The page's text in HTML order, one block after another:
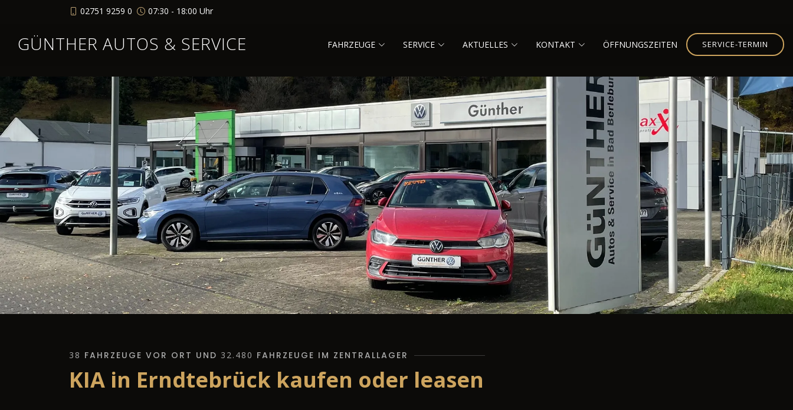
02751 9259 0 07:30 - 18:00 Uhr
GÜNTHER AUTOS & SERVICE FAHRZEUGE SERVICE AKTUELLES KONTAKT ÖFFNUNGSZEITEN SERVICE-TERMIN
38 FAHRZEUGE VOR ORT UND 32.480 FAHRZEUGE IM ZENTRALLAGER
KIA in Erndtebrück kaufen oder leasen